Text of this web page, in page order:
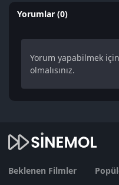
Yorumlar (0)
Yorum yapabilmek
olmalısınız.
Beklenen Filmler